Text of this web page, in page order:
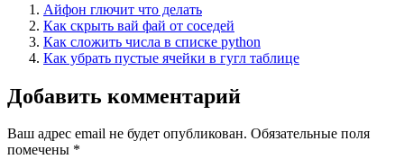
Айфон глючит что делать
Как скрыть вай фай от соседей
Как сложить числа в списке python
Как убрать пустые ячейки в гугл таблице
Добавить комментарий
Ваш адрес email не будет опубликован. Обязательные поля
помечены *